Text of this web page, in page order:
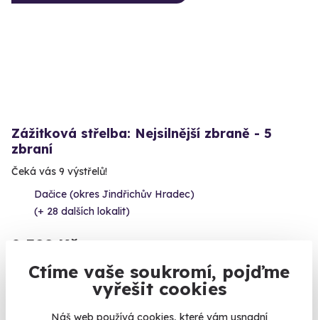
Ctíme vaše soukromí, pojďme
vyřešit cookies
Náš web používá cookies, které vám usnadní
Zážitková střelba: Nejsilnější zbraně - 5
zbraní
Čeká vás 9 výstřelů!
Dačice (okres Jindřichův Hradec)
(+ 28 dalších lokalit)
2 399 Kč